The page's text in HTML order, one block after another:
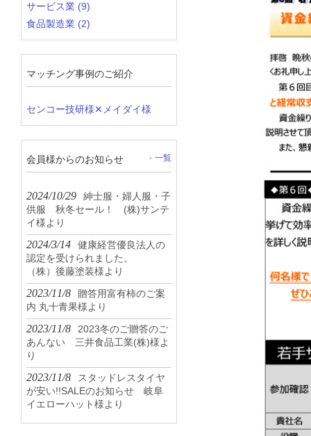
サービス業 (9)
食品製造業 (2)
マッチング事例のご紹介
センコー技研様✕メイダイ様
会員様からのお知らせ 一覧
2024/10/29
紳士服・婦人服・子
供服 秋冬セール！ (株)サンテ
イ様より
2024/3/14
健康経営優良法人の
認定を受けられました。
（株）後藤塗装様より
2023/11/8
贈答用富有柿のご案
内 丸十青果様より
2023/11/8
2023冬のご贈答のご
あんない 三井食品工業(株)様よ
り
2023/11/8
スタッドレスタイヤ
が安い!!SALEのお知らせ 岐阜
イエローハット様より